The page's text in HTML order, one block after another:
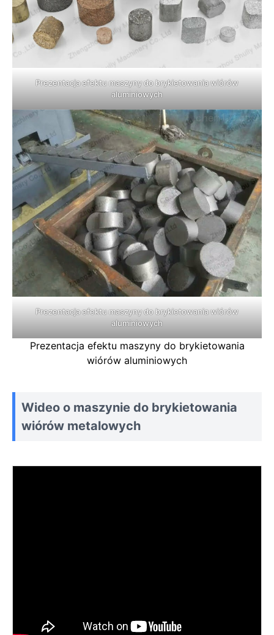
Prezentacja efektu maszyny do brykietowania wiórów
aluminiowych
Prezentacja efektu maszyny do brykietowania wiórów
aluminiowych
Prezentacja efektu maszyny do brykietowania
wiórów aluminiowych
Wideo o maszynie do brykietowania
wiórów metalowych